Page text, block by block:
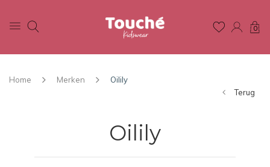
0
Home Merken
Oilily
Terug
Oilily